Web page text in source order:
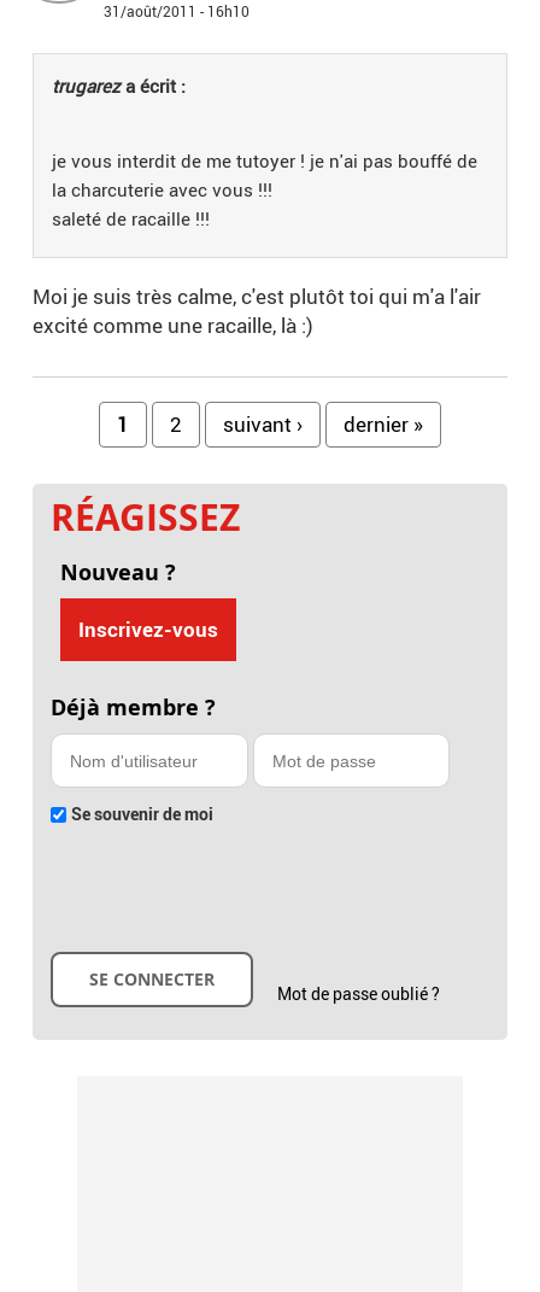
31/août/2011 - 16h10
trugareza écrit :
je vous interdit de me tutoyer ! je n'ai pas bouffé de
la charcuterie avec vous !!!
saleté de racaille !!!
Moi je suis très calme, c'est plutôt toi qui m'a l'air
excité comme une racaille, là :)
Pages
1 2 suivant › dernier »
RÉAGISSEZ
Nouveau ?
Inscrivez-vous
Déjà membre ?
Se souvenir de moi
Mot de passe oublié ?